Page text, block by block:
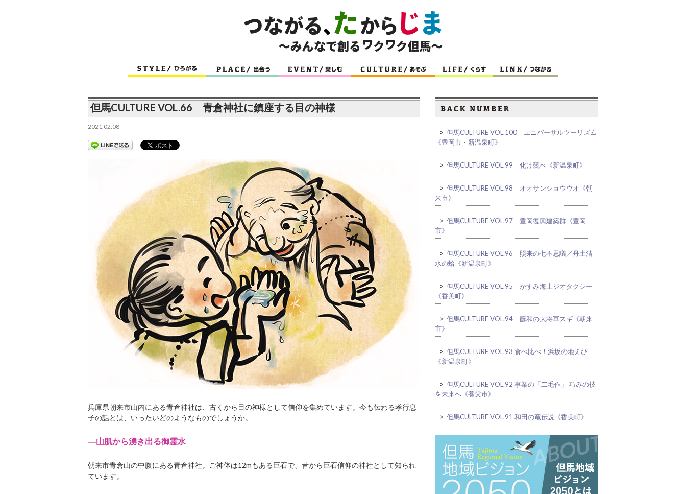
但馬CULTURE VOL.66 青倉神社に鎮座する目の神様
2021.02.08
兵庫県朝来市山内にある青倉神社は、古くから目の神様として信仰を集めています。今も伝わる孝行息
子の話とは、いったいどのようなものでしょうか。
―山肌から湧き出る御霊水
朝来市青倉山の中腹にある青倉神社。ご神体は12mもある巨石で、昔から巨石信仰の神社として知られ
ています。
> 但馬CULTURE VOL.100 ユニバーサルツーリズム
《豊岡市・新温泉町》
> 但馬CULTURE VOL.99 化け競べ《新温泉町》
> 但馬CULTURE VOL.98 オオサンショウウオ《朝
来市》
> 但馬CULTURE VOL.97 豊岡復興建築群《豊岡
市》
> 但馬CULTURE VOL.96 照来の七不思議／丹土清
水の蛤《新温泉町》
> 但馬CULTURE VOL.95 かすみ海上ジオタクシー
《香美町》
> 但馬CULTURE VOL.94 藤和の大将軍スギ《朝来
市》
> 但馬CULTURE VOL.93 食べ比べ！浜坂の地えび
《新温泉町》
> 但馬CULTURE VOL.92 事業の「二毛作」 巧みの技
を未来へ《養父市》
> 但馬CULTURE VOL.91 和田の竜伝説《香美町》